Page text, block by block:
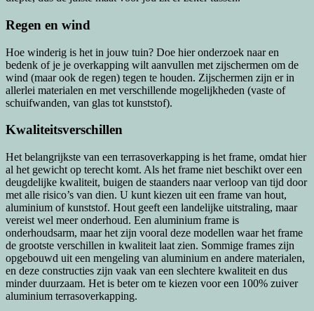
Regen en wind
Hoe winderig is het in jouw tuin? Doe hier onderzoek naar en
bedenk of je je overkapping wilt aanvullen met zijschermen om de
wind (maar ook de regen) tegen te houden. Zijschermen zijn er in
allerlei materialen en met verschillende mogelijkheden (vaste of
schuifwanden, van glas tot kunststof).
Kwaliteitsverschillen
Het belangrijkste van een terrasoverkapping is het frame, omdat hier
al het gewicht op terecht komt. Als het frame niet beschikt over een
deugdelijke kwaliteit, buigen de staanders naar verloop van tijd door
met alle risico’s van dien. U kunt kiezen uit een frame van hout,
aluminium of kunststof. Hout geeft een landelijke uitstraling, maar
vereist wel meer onderhoud. Een aluminium frame is
onderhoudsarm, maar het zijn vooral deze modellen waar het frame
de grootste verschillen in kwaliteit laat zien. Sommige frames zijn
opgebouwd uit een mengeling van aluminium en andere materialen,
en deze constructies zijn vaak van een slechtere kwaliteit en dus
minder duurzaam. Het is beter om te kiezen voor een 100% zuiver
aluminium terrasoverkapping.